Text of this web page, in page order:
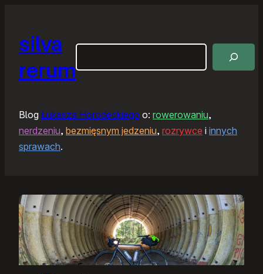
treścisilva
rerum
Blog Łukasza Horodeckiego o: rowerowaniu,
nerdzeniu, bezmięsnym jedzeniu, rozrywce i innych
sprawach.